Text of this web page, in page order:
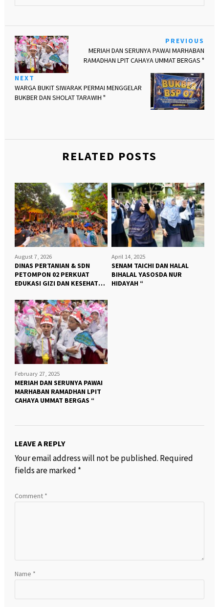
PREVIOUS
MERIAH DAN SERUNYA PAWAI MARHABAN
RAMADHAN LPIT CAHAYA UMMAT BERGAS "
NEXT
WARGA BUKIT SIWARAK PERMAI MENGGELAR
BUKBER DAN SHOLAT TARAWIH "
RELATED POSTS
August 7, 2026
DINAS PERTANIAN & SDN
PETOMPON 02 PERKUAT
EDUKASI GIZI DAN KESEHATAN
April 14, 2025
SENAM TAICHI DAN HALAL
BIHALAL YASOSDA NUR
HIDAYAH “
February 27, 2025
MERIAH DAN SERUNYA PAWAI
MARHABAN RAMADHAN LPIT
CAHAYA UMMAT BERGAS “
LEAVE A REPLY
Your email address will not be published. Required
fields are marked *
Comment *
Name *